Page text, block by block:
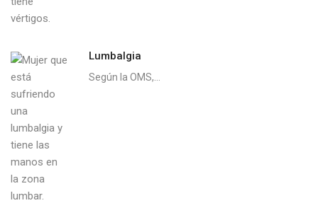
Lumbalgia
Según la OMS,...